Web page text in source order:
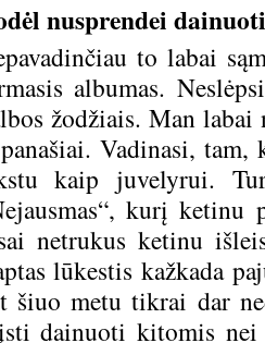
nusprendei
to labai
albumas.
žodžiais. Man labai
Vadinasi,
kaip juvelyrui.
kurį
netrukus ketinu
lūkestis kažkada
šiuo metu tikrai dar
dainuoti kitomis nei